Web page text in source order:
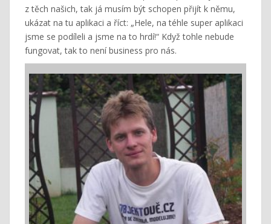
z těch našich, tak já musím být schopen přijít k němu,
ukázat na tu aplikaci a říct: „Hele, na téhle super aplikaci
jsme se podíleli a jsme na to hrdí!“ Když tohle nebude
fungovat, tak to není business pro nás.